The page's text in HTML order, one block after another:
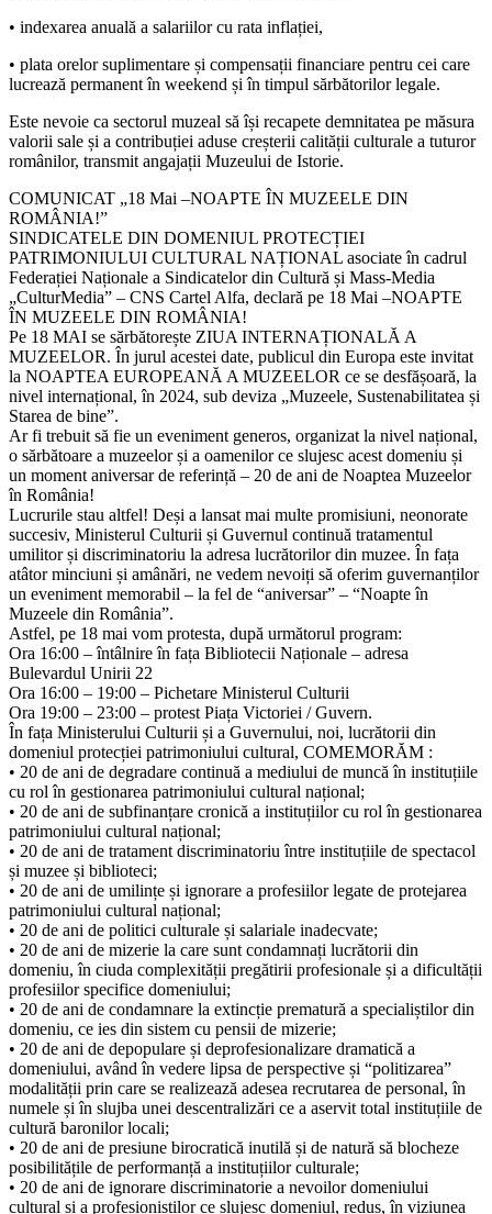
• indexarea anuală a salariilor cu rata inflației,
• plata orelor suplimentare și compensații financiare pentru cei care
lucrează permanent în weekend și în timpul sărbătorilor legale.
Este nevoie ca sectorul muzeal să își recapete demnitatea pe măsura
valorii sale și a contribuției aduse creșterii calității culturale a tuturor
românilor, transmit angajații Muzeului de Istorie.
COMUNICAT „18 Mai –NOAPTE ÎN MUZEELE DIN
ROMÂNIA!”
SINDICATELE DIN DOMENIUL PROTECȚIEI
PATRIMONIULUI CULTURAL NAȚIONAL asociate în cadrul
Federației Naționale a Sindicatelor din Cultură și Mass-Media
„CulturMedia” – CNS Cartel Alfa, declară pe 18 Mai –NOAPTE
ÎN MUZEELE DIN ROMÂNIA!
Pe 18 MAI se sărbătorește ZIUA INTERNAȚIONALĂ A
MUZEELOR. În jurul acestei date, publicul din Europa este invitat
la NOAPTEA EUROPEANĂ A MUZEELOR ce se desfășoară, la
nivel internațional, în 2024, sub deviza „Muzeele, Sustenabilitatea și
Starea de bine”.
Ar fi trebuit să fie un eveniment generos, organizat la nivel național,
o sărbătoare a muzeelor și a oamenilor ce slujesc acest domeniu și
un moment aniversar de referință – 20 de ani de Noaptea Muzeelor
în România!
Lucrurile stau altfel! Deși a lansat mai multe promisiuni, neonorate
succesiv, Ministerul Culturii și Guvernul continuă tratamentul
umilitor și discriminatoriu la adresa lucrătorilor din muzee. În fața
atâtor minciuni și amânări, ne vedem nevoiți să oferim guvernanților
un eveniment memorabil – la fel de “aniversar” – “Noapte în
Muzeele din România”.
Astfel, pe 18 mai vom protesta, după următorul program:
Ora 16:00 – întâlnire în fața Bibliotecii Naționale – adresa
Bulevardul Unirii 22
Ora 16:00 – 19:00 – Pichetare Ministerul Culturii
Ora 19:00 – 23:00 – protest Piața Victoriei / Guvern.
În fața Ministerului Culturii și a Guvernului, noi, lucrătorii din
domeniul protecției patrimoniului cultural, COMEMORĂM :
• 20 de ani de degradare continuă a mediului de muncă în instituțiile
cu rol în gestionarea patrimoniului cultural național;
• 20 de ani de subfinanțare cronică a instituțiilor cu rol în gestionarea
patrimoniului cultural național;
• 20 de ani de tratament discriminatoriu între instituțiile de spectacol
și muzee și biblioteci;
• 20 de ani de umilințe și ignorare a profesiilor legate de protejarea
patrimoniului cultural național;
• 20 de ani de politici culturale și salariale inadecvate;
• 20 de ani de mizerie la care sunt condamnați lucrătorii din
domeniu, în ciuda complexității pregătirii profesionale și a dificultății
profesiilor specifice domeniului;
• 20 de ani de condamnare la extincție prematură a specialiștilor din
domeniu, ce ies din sistem cu pensii de mizerie;
• 20 de ani de depopulare și deprofesionalizare dramatică a
domeniului, având în vedere lipsa de perspective și “politizarea”
modalității prin care se realizează adesea recrutarea de personal, în
numele și în slujba unei descentralizări ce a aservit total instituțiile de
cultură baronilor locali;
• 20 de ani de presiune birocratică inutilă și de natură să blocheze
posibilitățile de performanță a instituțiilor culturale;
• 20 de ani de ignorare discriminatorie a nevoilor domeniului
cultural și a profesioniștilor ce slujesc domeniul, redus, în viziunea